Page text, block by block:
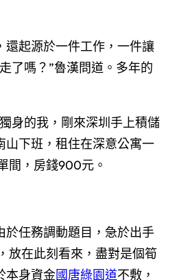
還起源於一件工作，一件讓
了嗎？”魯漢問道。多年的
身的我，剛來深圳手上積儲
山下班，租住在深意公寓一
間，房錢900元。
於任務調動題目，急於出手
放在此刻看來，盡對是個筍
本身資金國唐綠園道不敷，